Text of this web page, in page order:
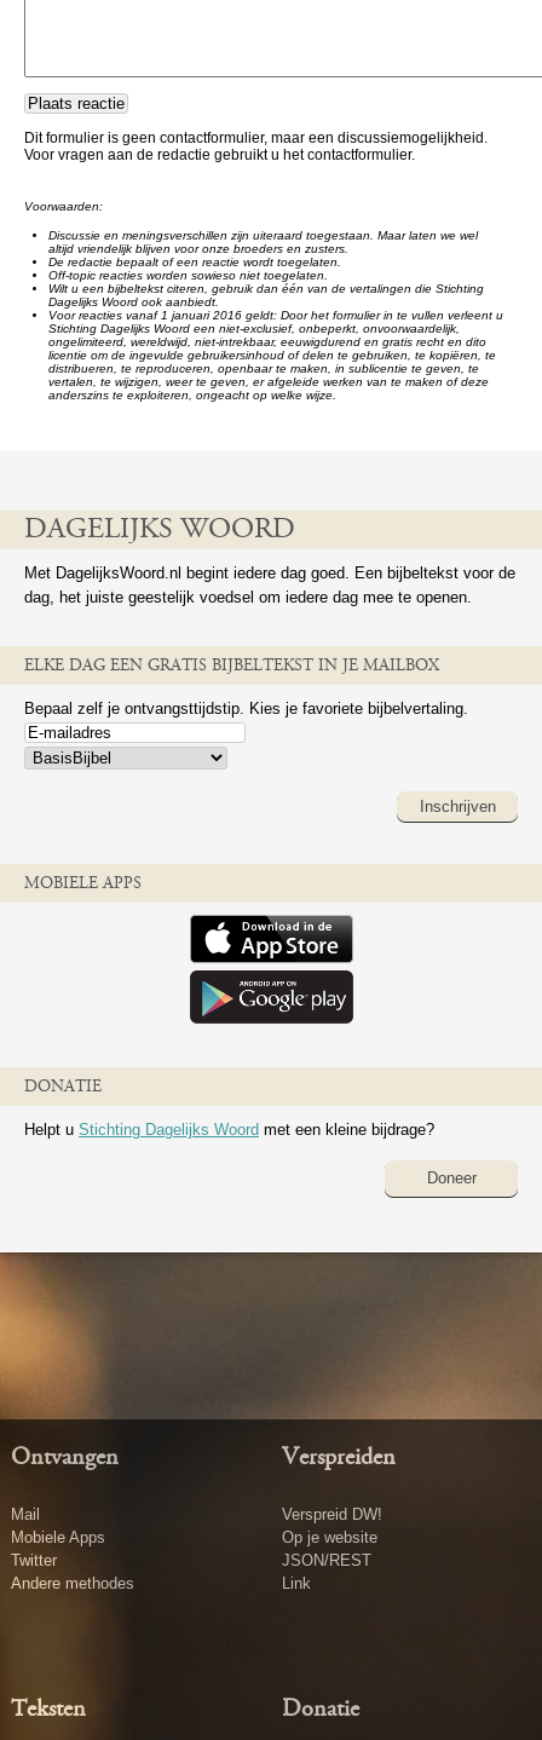
Dit formulier is geen contactformulier, maar een discussiemogelijkheid.
Voor vragen aan de redactie gebruikt u het contactformulier.
Voorwaarden:
Discussie en meningsverschillen zijn uiteraard toegestaan. Maar laten we wel
altijd vriendelijk blijven voor onze broeders en zusters.
De redactie bepaalt of een reactie wordt toegelaten.
Off-topic reacties worden sowieso niet toegelaten.
Wilt u een bijbeltekst citeren, gebruik dan één van de vertalingen die Stichting
Dagelijks Woord ook aanbiedt.
Voor reacties vanaf 1 januari 2016 geldt: Door het formulier in te vullen verleent u
Stichting Dagelijks Woord een niet-exclusief, onbeperkt, onvoorwaardelijk,
ongelimiteerd, wereldwijd, niet-intrekbaar, eeuwigdurend en gratis recht en dito
licentie om de ingevulde gebruikersinhoud of delen te gebruiken, te kopiëren, te
distribueren, te reproduceren, openbaar te maken, in sublicentie te geven, te
vertalen, te wijzigen, weer te geven, er afgeleide werken van te maken of deze
anderszins te exploiteren, ongeacht op welke wijze.
DAGELIJKS WOORD
Met DagelijksWoord.nl begint iedere dag goed. Een bijbeltekst voor de
dag, het juiste geestelijk voedsel om iedere dag mee te openen.
ELKE DAG EEN GRATIS BIJBELTEKST IN JE MAILBOX
Bepaal zelf je ontvangsttijdstip. Kies je favoriete bijbelvertaling.
Inschrijven
MOBIELE APPS
DONATIE
Helpt u Stichting Dagelijks Woord met een kleine bijdrage?
Doneer
Ontvangen
Mail
Mobiele Apps
Twitter
Andere methodes
Verspreiden
Verspreid DW!
Op je website
JSON/REST
Link
Teksten Donatie